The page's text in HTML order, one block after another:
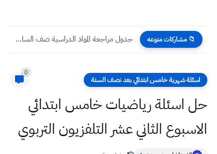
📁 مشاركات منوعه جدول مراجعة المواد الدراسية صف السادس الادبي 2025
اسئلة شهرية خامس ابتدائي بعد نصف السنة
0
حل اسئلة رياضيات خامس ابتدائي
الاسبوع الثاني عشر التلفزيون التربوي